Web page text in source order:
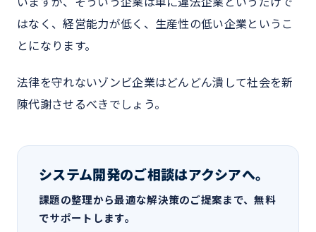
はなく、経営能力が低く、生産性の低い企業というこ
とになります。
法律を守れないゾンビ企業はどんどん潰して社会を新
陳代謝させるべきでしょう。
システム開発のご相談はアクシアへ。
課題の整理から最適な解決策のご提案まで、無料
でサポートします。